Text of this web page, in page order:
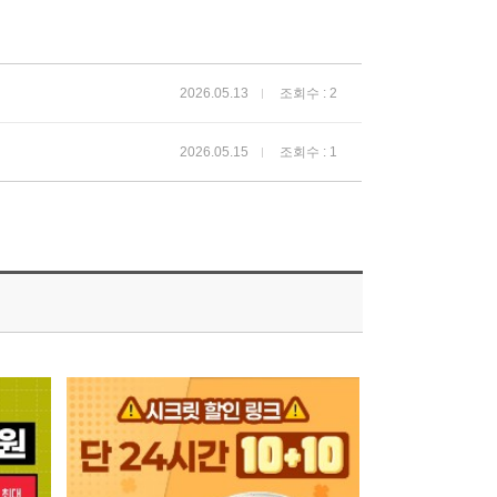
2026.05.13 조회수 : 2
2026.05.15 조회수 : 1